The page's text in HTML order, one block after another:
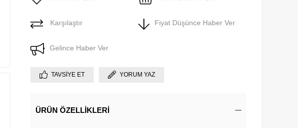
Karşılaştır Fiyat Düşünce Haber Ver
Gelince Haber Ver
TAVSIYE ET YORUM YAZ
ÜRÜN ÖZELLIKLERI